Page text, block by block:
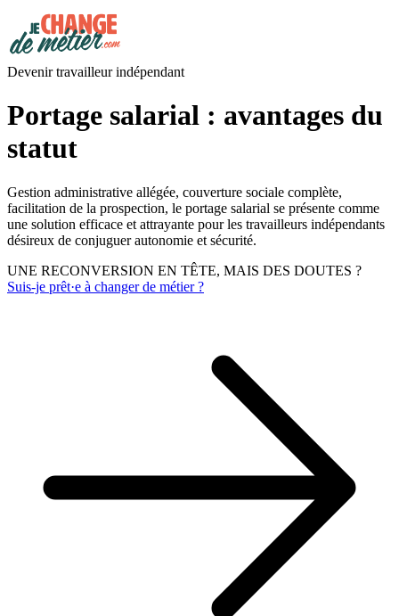
Devenir travailleur indépendant
Portage salarial : avantages du
statut
Gestion administrative allégée, couverture sociale complète,
facilitation de la prospection, le portage salarial se présente comme
une solution efficace et attrayante pour les travailleurs indépendants
désireux de conjuguer autonomie et sécurité.
UNE RECONVERSION EN TÊTE, MAIS DES DOUTES ?
Suis-je prêt·e à changer de métier ?